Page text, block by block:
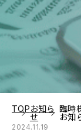
TOPお知ら
せ
臨時
お知
2024.11.19